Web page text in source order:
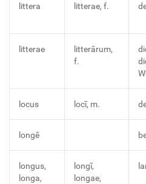
littera litterae, f.
litterae
litterārum,
f.
locus locī, m.
longē
longus,
longa,
longī,
longae,